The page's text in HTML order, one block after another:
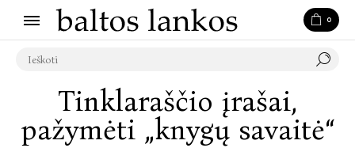
0
Tinklaraščio įrašai,
pažymėti „knygų savaitė“